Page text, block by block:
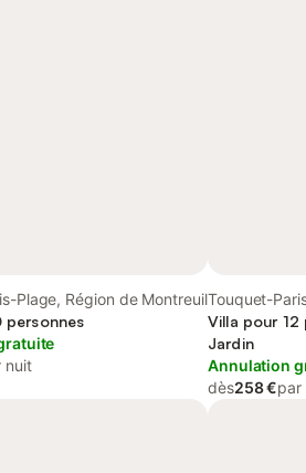
Plage, Région de Montreuil
personnes
nuit
Touquet-
Montreuil
Villa pour 12
Jardin
Annulation
dès258 €par